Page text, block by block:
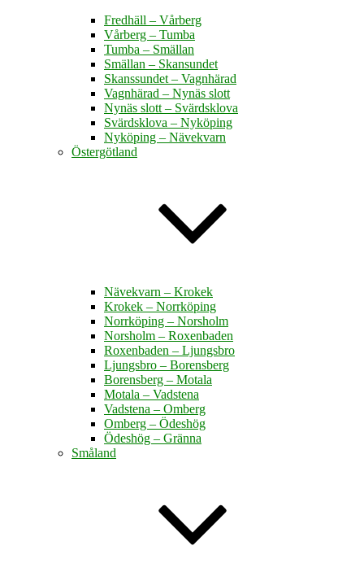
Fredhäll – Vårberg
Vårberg – Tumba
Tumba – Smällan
Smällan – Skansundet
Skanssundet – Vagnhärad
Vagnhärad – Nynäs slott
Nynäs slott – Svärdsklova
Svärdsklova – Nyköping
Nyköping – Nävekvarn
Östergötland
Nävekvarn – Krokek
Krokek – Norrköping
Norrköping – Norsholm
Norsholm – Roxenbaden
Roxenbaden – Ljungsbro
Ljungsbro – Borensberg
Borensberg – Motala
Motala – Vadstena
Vadstena – Omberg
Omberg – Ödeshög
Ödeshög – Gränna
Småland